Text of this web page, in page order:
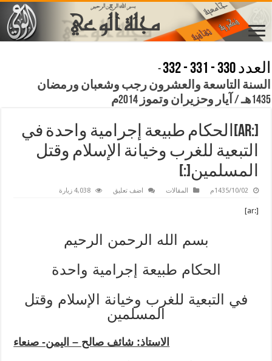
العدد 330 - 331 - 332
-
السنة التاسعة والعشرون رجب وشعبان ورمضان
1435هـ / آيار وحزيران وتموز 2014م
[:ar]الحكام طبيعة إجرامية واحدة في
التبعية للغرب وخيانة الإسلام وقتل
المسلمين[:]
1435/10/02م المقالات اضف تعليق 4,038 زيارة
[:ar]
بسم الله الرحمن الرحيم
الحكام طبيعة إجرامية واحدة
في التبعية للغرب وخيانة الإسلام وقتل
المسلمين
الاستاذ: شائف صالح – اليمن- صنعاء